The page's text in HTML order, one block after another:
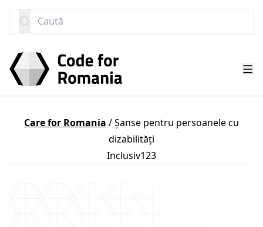
Caută
Care for Romania /Șanse pentru persoanele cu
dizabilități
Inclusiv123